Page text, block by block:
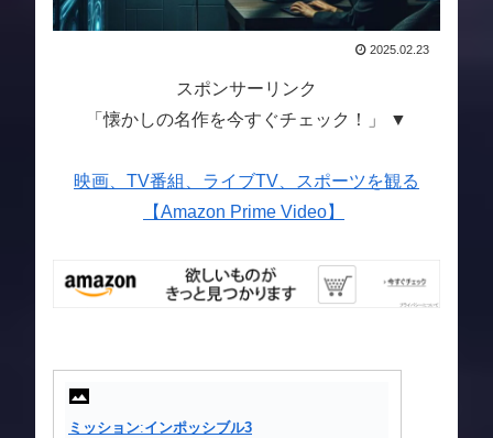
2025.02.23
スポンサーリンク
「懐かしの名作を今すぐチェック！」 ▼
映画、TV番組、ライブTV、スポーツを観る
【Amazon Prime Video】
ミッション:インポッシブル3